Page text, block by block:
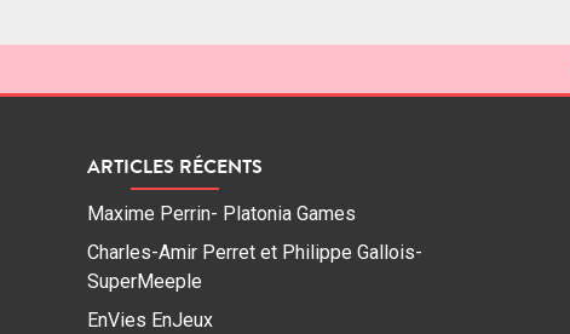
ARTICLES RÉCENTS
Maxime Perrin- Platonia Games
Charles-Amir Perret et Philippe Gallois-
SuperMeeple
EnVies EnJeux